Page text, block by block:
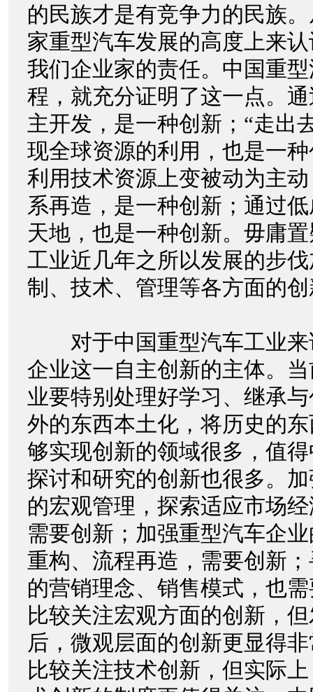
的民族才是有竞争力的民族
家重型汽车发展的高度上来
我们企业家的责任。中国重
程，就充分证明了这一点。
主开发，是一种创新；“走出
现全球资源的利用，也是一
利用技术资源上变被动为主
系再造，是一种创新；通过
天地，也是一种创新。毋庸
工业近几年之所以发展的步
制、技术、管理等各方面的
对于中国重型汽车工业来
企业这一自主创新的主体。
业要特别处理好学习、继承
外的东西本土化，将历史的
够实现创新的领域很多，值
探讨和研究的创新也很多。
的宏观管理，探索适应市场
需要创新；加强重型汽车企
重构、流程再造，需要创新
的营销理念、销售模式，也
比较关注宏观方面的创新，
后，微观层面的创新更显得
比较关注技术创新，但实际